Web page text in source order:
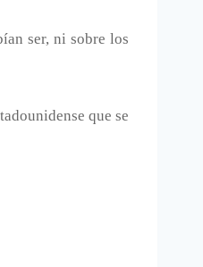
ser, ni sobre los
que se